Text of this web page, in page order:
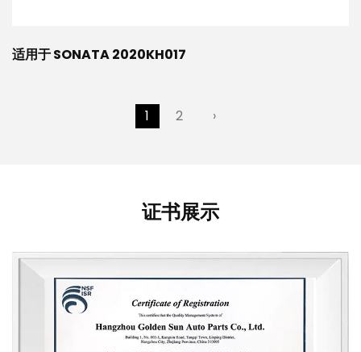
适用于 SONATA 2020KH017
1 2 ›
证书展示